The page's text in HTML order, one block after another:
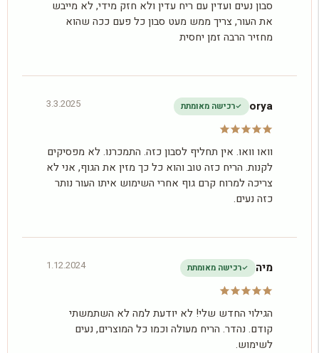
סבון נעים ועדין עם ריח עדין ולא חזק מידי, לא מייבש
את העור, צריך ממש מעט סבון כל פעם ככה שהוא
מחזיר הרבה זמן יחסית
orya רכישה מאומתת 3.3.2025
וואו וואו. אין תחליף לסבון כזה. התמכרנו. לא מפסיקים
לקנות. הריח כזה טוב והוא כל כך מזין את הגוף, אני לא
צריכה למרוח קרם גוף אחרי השימוש איתו העור נותר
כזה נעים.
מיה רכישה מאומתת 1.12.2024
הגילוי החדש שלי! לא יודעת למה לא השתמשתי
קודם. נהדר. הריח מעולה וכמו כל המוצרים, נעים
לשימוש.